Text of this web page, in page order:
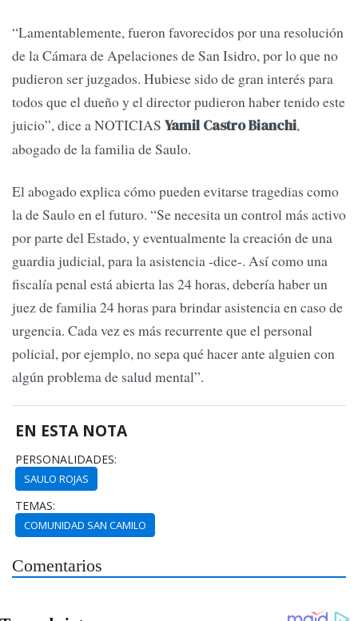
“Lamentablemente, fueron favorecidos por una resolución
de la Cámara de Apelaciones de San Isidro, por lo que no
pudieron ser juzgados. Hubiese sido de gran interés para
todos que el dueño y el director pudieron haber tenido este
juicio”, dice a NOTICIAS Yamil Castro Bianchi,
abogado de la familia de Saulo.
El abogado explica cómo pueden evitarse tragedias como
la de Saulo en el futuro. “Se necesita un control más activo
por parte del Estado, y eventualmente la creación de una
guardia judicial, para la asistencia -dice-. Así como una
fiscalía penal está abierta las 24 horas, debería haber un
juez de familia 24 horas para brindar asistencia en caso de
urgencia. Cada vez es más recurrente que el personal
policial, por ejemplo, no sepa qué hacer ante alguien con
algún problema de salud mental”.
EN ESTA NOTA
PERSONALIDADES:
SAULO ROJAS
TEMAS:
COMUNIDAD SAN CAMILO
Comentarios